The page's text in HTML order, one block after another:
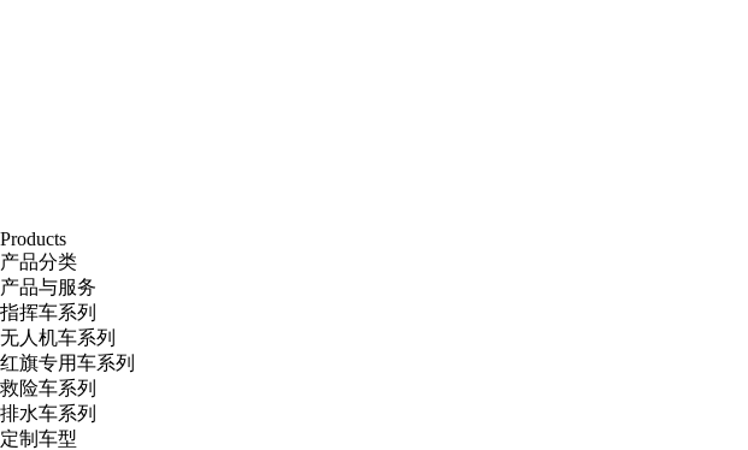
Products
产品分类
产品与服务
指挥车系列
无人机车系列
红旗专用车系列
救险车系列
排水车系列
定制车型